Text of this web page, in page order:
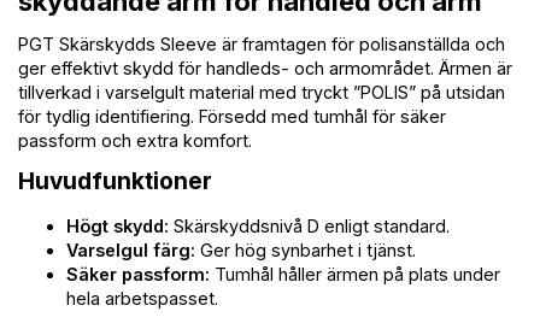
PGT Skärskydds Sleeve är framtagen för polisanställda och
ger effektivt skydd för handleds- och armområdet. Ärmen är
tillverkad i varselgult material med tryckt ”POLIS” på utsidan
för tydlig identifiering. Försedd med tumhål för säker
passform och extra komfort.
Huvudfunktioner
Högt skydd: Skärskyddsnivå D enligt standard.
Varselgul färg: Ger hög synbarhet i tjänst.
Säker passform: Tumhål håller ärmen på plats under
hela arbetspasset.